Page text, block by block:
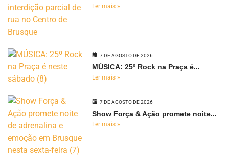
Ler mais »
7 DE AGOSTO DE 2026
MÚSICA: 25º Rock na Praça é...
Ler mais »
7 DE AGOSTO DE 2026
Show Força & Ação promete noite...
Ler mais »